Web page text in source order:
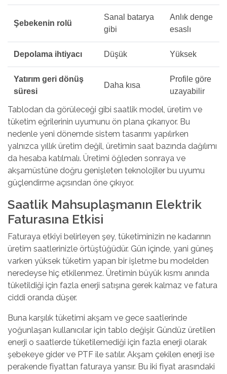
Şebekenin rolü
Sanal batarya
gibi
Anlık denge
esaslı
Depolama ihtiyacı Düşük Yüksek
Yatırım geri dönüş
süresi
Daha kısa
Profile göre
uzayabilir
Tablodan da görüleceği gibi saatlik model, üretim ve
tüketim eğrilerinin uyumunu ön plana çıkarıyor. Bu
nedenle yeni dönemde sistem tasarımı yapılırken
yalnızca yıllık üretim değil, üretimin saat bazında dağılımı
da hesaba katılmalı. Üretimi öğleden sonraya ve
akşamüstüne doğru genişleten teknolojiler bu uyumu
güçlendirme açısından öne çıkıyor.
Saatlik Mahsuplaşmanın Elektrik
Faturasına Etkisi
Faturaya etkiyi belirleyen şey, tüketiminizin ne kadarının
üretim saatlerinizle örtüştüğüdür. Gün içinde, yani güneş
varken yüksek tüketim yapan bir işletme bu modelden
neredeyse hiç etkilenmez. Üretimin büyük kısmı anında
tüketildiği için fazla enerji satışına gerek kalmaz ve fatura
ciddi oranda düşer.
Buna karşılık tüketimi akşam ve gece saatlerinde
yoğunlaşan kullanıcılar için tablo değişir. Gündüz üretilen
enerji o saatlerde tüketilemediği için fazla enerji olarak
şebekeye gider ve PTF ile satılır. Akşam çekilen enerji ise
perakende fiyattan faturaya yansır. Bu iki fiyat arasındaki